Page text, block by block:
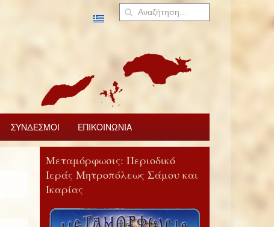
ΣΥΝΔΕΣΜΟΙ ΕΠΙΚΟΙΝΩΝΙΑ
Μεταμόρφωσις: Περιοδικό
Ιεράς Μητροπόλεως Σάμου και
Ικαρίας